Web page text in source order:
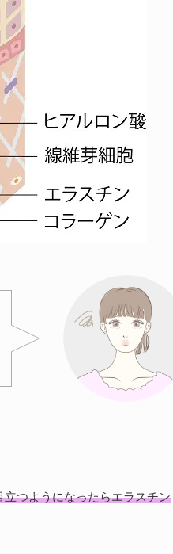
つようになったらエラスチン